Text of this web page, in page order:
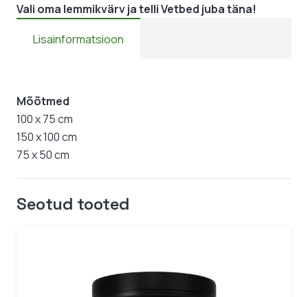
Vali oma lemmikvärv ja telli Vetbed juba täna!
Lisainformatsioon
Mõõtmed
100 x 75 cm
150 x 100 cm
75 x 50 cm
Seotud tooted